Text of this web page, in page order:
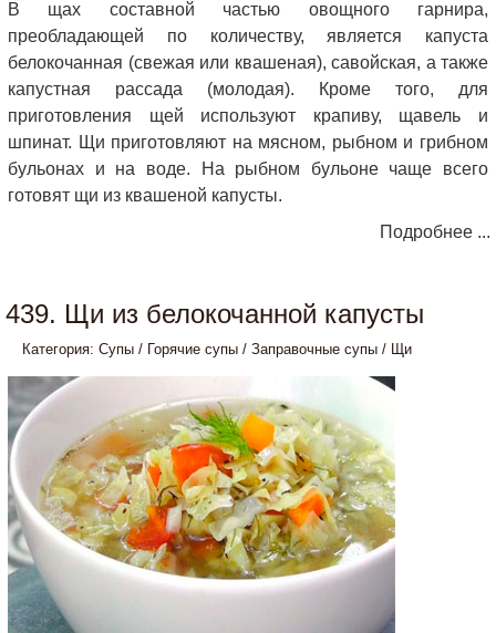
В щах составной частью овощного гарнира,
преобладающей по количеству, является капуста
белокочанная (свежая или квашеная), савойская, а также
капустная рассада (молодая). Кроме того, для
приготовления щей используют крапиву, щавель и
шпинат. Щи приготовляют на мясном, рыбном и грибном
бульонах и на воде. На рыбном бульоне чаще всего
готовят щи из квашеной капусты.
Подробнее ...
439. Щи из белокочанной капусты
Категория: Супы / Горячие супы / Заправочные супы / Щи